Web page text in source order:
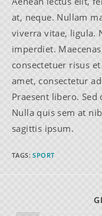
at, neque. Nullam
viverra vitae, ligula.
imperdiet.
consectetuer risus
amet, consectetur
Praesent libero. Sed
Nulla quis sem at
sagittis ipsum.
TAGS:SPORT